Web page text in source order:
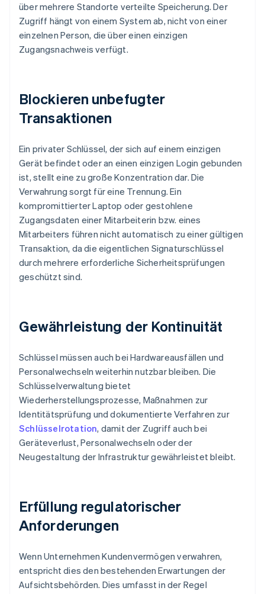
über mehrere Standorte verteilte Speicherung. Der
Zugriff hängt von einem System ab, nicht von einer
einzelnen Person, die über einen einzigen
Zugangsnachweis verfügt.
Blockieren unbefugter
Transaktionen
Ein privater Schlüssel, der sich auf einem einzigen
Gerät befindet oder an einen einzigen Login gebunden
ist, stellt eine zu große Konzentration dar. Die
Verwahrung sorgt für eine Trennung. Ein
kompromittierter Laptop oder gestohlene
Zugangsdaten einer Mitarbeiterin bzw. eines
Mitarbeiters führen nicht automatisch zu einer gültigen
Transaktion, da die eigentlichen Signaturschlüssel
durch mehrere erforderliche Sicherheitsprüfungen
geschützt sind.
Gewährleistung der Kontinuität
Schlüssel müssen auch bei Hardwareausfällen und
Personalwechseln weiterhin nutzbar bleiben. Die
Schlüsselverwaltung bietet
Wiederherstellungsprozesse, Maßnahmen zur
Identitätsprüfung und dokumentierte Verfahren zur
Schlüsselrotation, damit der Zugriff auch bei
Geräteverlust, Personalwechseln oder der
Neugestaltung der Infrastruktur gewährleistet bleibt.
Erfüllung regulatorischer
Anforderungen
Wenn Unternehmen Kundenvermögen verwahren,
entspricht dies den bestehenden Erwartungen der
Aufsichtsbehörden. Dies umfasst in der Regel